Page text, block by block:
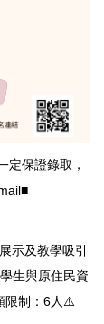
保證錄取，
及教學吸引
生與原住民資
限制：6人⚠️